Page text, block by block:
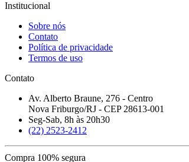
Institucional
Sobre nós
Contato
Política de privacidade
Termos de uso
Contato
Av. Alberto Braune, 276 - Centro
Nova Friburgo/RJ - CEP 28613-001
Seg-Sab, 8h às 20h30
(22) 2523-2412
Compra 100% segura